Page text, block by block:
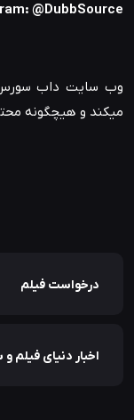
@DubbSource
وب سایت داب سورس
میکند و هیچگونه
درخواست فیلم
اخبار دنیای فیلم و